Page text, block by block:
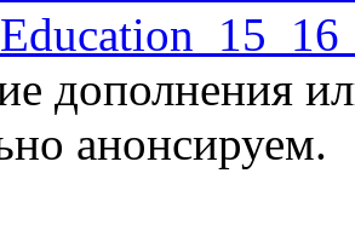
дополнения
анонсируем.